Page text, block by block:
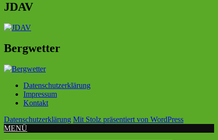
JDAV
Bergwetter
Datenschutzerklärung
Impressum
Kontakt
Datenschutzerklärung Mit Stolz präsentiert von WordPress
MENÜ